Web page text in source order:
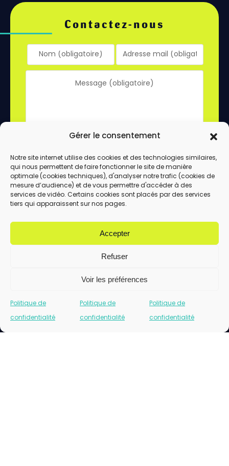
Gérer le consentement
Notre site internet utilise des cookies et des technologies similaires,
qui nous permettent de faire fonctionner le site de manière
optimale (cookies techniques), d'analyser notre trafic (cookies de
mesure d’audience) et de vous permettre d'accéder à des
services de vidéo. Certains cookies sont placés par des services
tiers qui apparaissent sur nos pages.
Accepter
Refuser
Voir les préférences
Politique de
confidentialité
Politique de
confidentialité
Politique de
confidentialité
Contactez-nous
En utilisant ce formulaire, vous acceptez le
stockage et le traitement de vos données
par ce site.